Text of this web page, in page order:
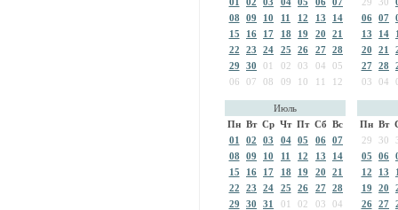
08
09 10 11 12 13
14
15
16 17 18 19 20
21
22
23 24 25 26 27 28
29
30 01 02 03 04
05
06
07 08 09 10 11 12
06
07
13
14
20
21
27
28
03
04
Июль
Пн Вт Ср Чт Пт Сб Вс
01
02 03 04 05 06 07
08
09 10 11 12 13
14
15
16 17 18 19 20
21
22
23 24 25 26 27 28
29
30 31 01 02 03
04
Пн Вт
29
30
05
06
12
13
19
20
26
27